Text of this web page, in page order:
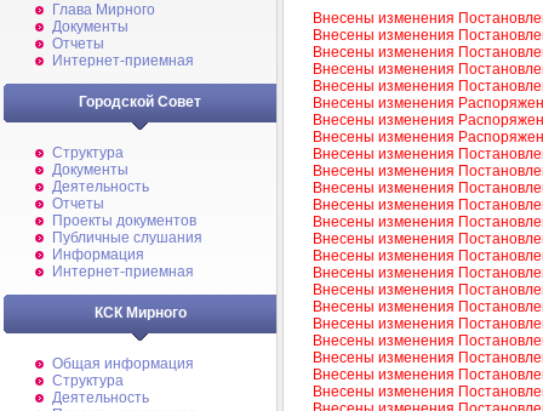
Глава Мирного
Документы
Отчеты
Интернет-приемная
Городской Совет
Структура
Документы
Деятельность
Отчеты
Проекты документов
Публичные слушания
Информация
Интернет-приемная
КСК Мирного
Общая информация
Структура
Деятельность
Внесены изменения
Внесены изменения
Внесены изменения
Внесены изменения
Внесены изменения
Внесены изменения
Внесены изменения
Внесены изменения
Внесены изменения
Внесены изменения
Внесены изменения
Внесены изменения
Внесены изменения
Внесены изменения
Внесены изменения
Внесены изменения
Внесены изменения
Внесены изменения
Внесены изменения
Внесены изменения
Внесены изменения
Внесены изменения
Внесены изменения